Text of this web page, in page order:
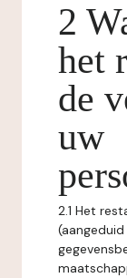
2
het
de
uw
2.1 Het